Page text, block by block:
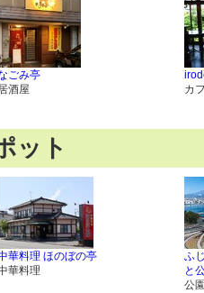
ごみ亭
酒屋
カ
ット
華料理 ほのぼの亭
華料理
ふ
と
公